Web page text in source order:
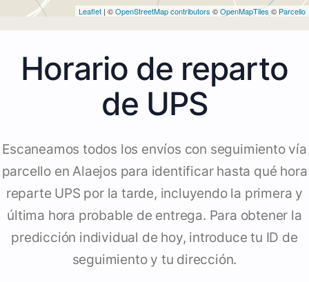
Leaflet | ©OpenStreetMap contributors ©OpenMapTiles © Parcello
Horario de reparto
de UPS
Escaneamos todos los envíos con seguimiento vía
parcello en Alaejos para identificar hasta qué hora
reparte UPS por la tarde, incluyendo la primera y
última hora probable de entrega. Para obtener la
predicción individual de hoy, introduce tu ID de
seguimiento y tu dirección.